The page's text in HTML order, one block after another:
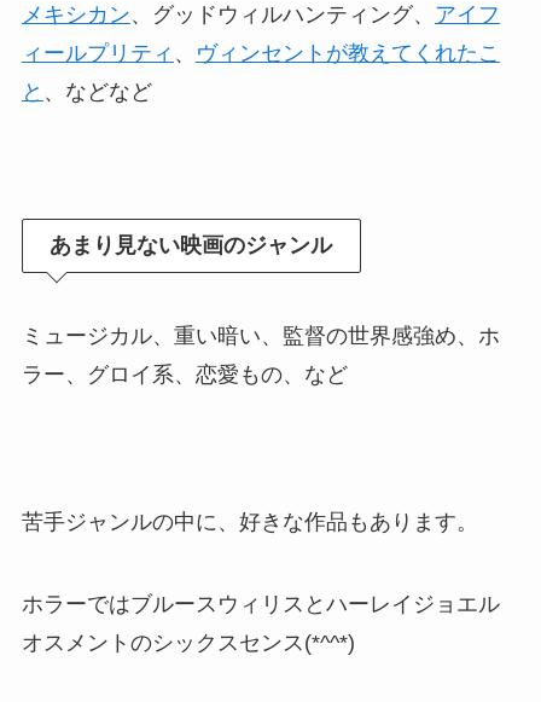
メキシカン、グッドウィルハンティング、 アイフ
ィールプリティ 、
ヴィンセントが教えてくれたこ
と 、などなど
あまり見ない映画のジャンル
ミュージカル、重い暗い、監督の世界感強め、ホ
ラー、グロイ系、恋愛もの、など
苦手ジャンルの中に、好きな作品もあります。
ホラーではブルースウィリスとハーレイジョエル
オスメントのシックスセンス(*^^*)